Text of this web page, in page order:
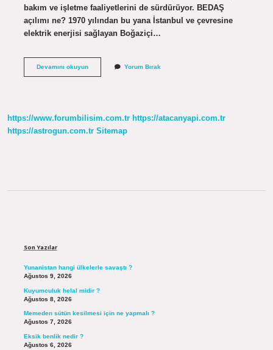
bakım ve işletme faaliyetlerini de sürdürüyor. BEDAŞ
açılımı ne? 1970 yılından bu yana İstanbul ve çevresine
elektrik enerjisi sağlayan Boğaziçi…
Devamını okuyunCk
Yorum Bırak
https://www.forumbilisim.com.tr https://atacanyapi.com.tr
https://astrogun.com.tr Sitemap
Son Yazılar
Yunanistan hangi ülkelerle savaştı ?
Ağustos 9, 2026
Kuyumculuk helal midir ?
Ağustos 8, 2026
Memeden sütün kesilmesi için ne yapmalı ?
Ağustos 7, 2026
Eksik benlik nedir ?
Ağustos 6, 2026